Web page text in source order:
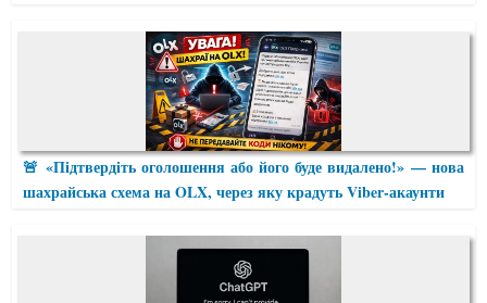
🚨 «Підтвердіть оголошення або його буде видалено!» — нова
шахрайська схема на OLX, через яку крадуть Viber-акаунти